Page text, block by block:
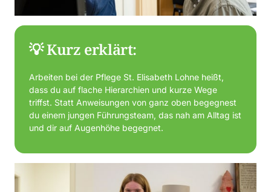
💡 Kurz erklärt:
Arbeiten bei der Pflege St. Elisabeth Lohne heißt,
dass du auf flache Hierarchien und kurze Wege
triffst. Statt Anweisungen von ganz oben begegnest
du einem jungen Führungsteam, das nah am Alltag ist
und dir auf Augenhöhe begegnet.